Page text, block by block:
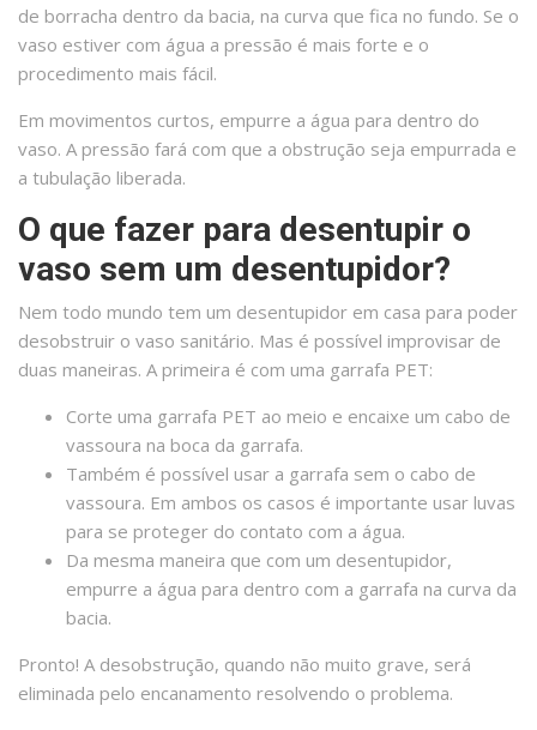
de borracha dentro da bacia, na curva que fica no fundo. Se o
vaso estiver com água a pressão é mais forte e o
procedimento mais fácil.
Em movimentos curtos, empurre a água para dentro do
vaso. A pressão fará com que a obstrução seja empurrada e
a tubulação liberada.
O que fazer para desentupir o
vaso sem um desentupidor?
Nem todo mundo tem um desentupidor em casa para poder
desobstruir o vaso sanitário. Mas é possível improvisar de
duas maneiras. A primeira é com uma garrafa PET:
Corte uma garrafa PET ao meio e encaixe um cabo de
vassoura na boca da garrafa.
Também é possível usar a garrafa sem o cabo de
vassoura. Em ambos os casos é importante usar luvas
para se proteger do contato com a água.
Da mesma maneira que com um desentupidor,
empurre a água para dentro com a garrafa na curva da
bacia.
Pronto! A desobstrução, quando não muito grave, será
eliminada pelo encanamento resolvendo o problema.